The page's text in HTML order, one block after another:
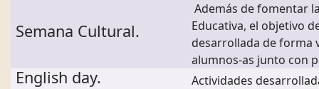
Semana Cultural.
Además de fomentar
Educativa, el objetivo
desarrollada de forma
alumnos-as junto con
English day. Actividades